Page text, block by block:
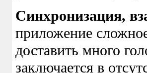
Синхронизация,
приложение
доставить много
заключается в